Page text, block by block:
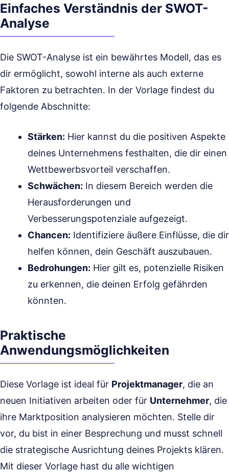
Einfaches Verständnis der SWOT-
Analyse
Die SWOT-Analyse ist ein bewährtes Modell, das es
dir ermöglicht, sowohl interne als auch externe
Faktoren zu betrachten. In der Vorlage findest du
folgende Abschnitte:
Stärken: Hier kannst du die positiven Aspekte
deines Unternehmens festhalten, die dir einen
Wettbewerbsvorteil verschaffen.
Schwächen: In diesem Bereich werden die
Herausforderungen und
Verbesserungspotenziale aufgezeigt.
Chancen: Identifiziere äußere Einflüsse, die dir
helfen können, dein Geschäft auszubauen.
Bedrohungen: Hier gilt es, potenzielle Risiken
zu erkennen, die deinen Erfolg gefährden
könnten.
Praktische
Anwendungsmöglichkeiten
Diese Vorlage ist ideal für Projektmanager, die an
neuen Initiativen arbeiten oder für Unternehmer, die
ihre Marktposition analysieren möchten. Stelle dir
vor, du bist in einer Besprechung und musst schnell
die strategische Ausrichtung deines Projekts klären.
Mit dieser Vorlage hast du alle wichtigen